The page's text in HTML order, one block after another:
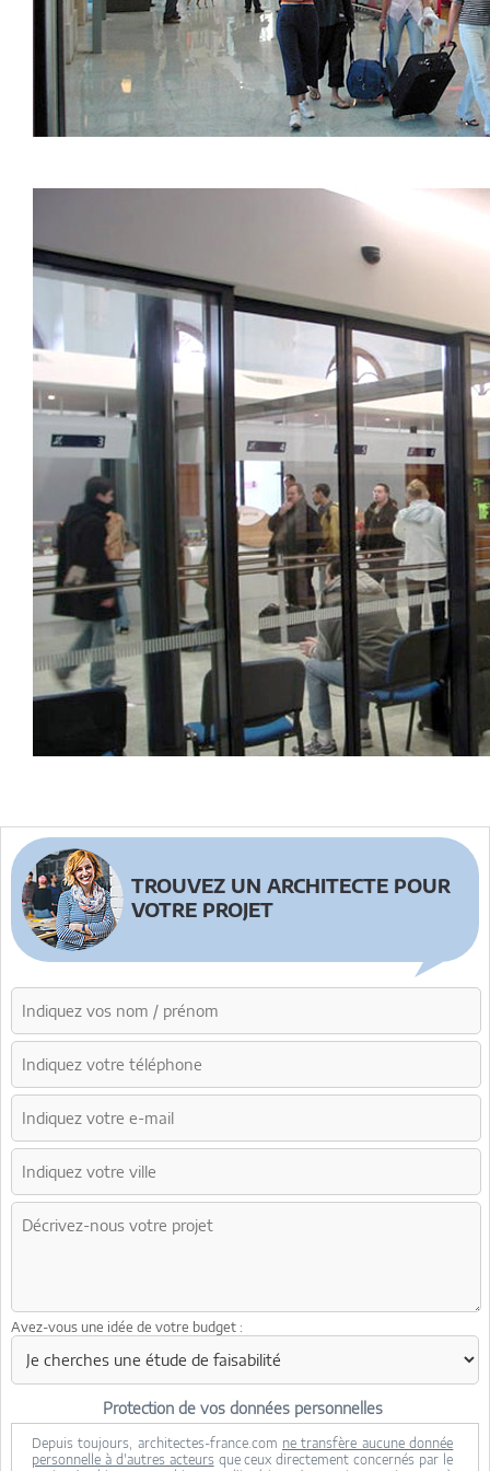
TROUVEZ UN ARCHITECTE POUR
VOTRE PROJET
Avez-vous une idée de votre budget :
Protection de vos données personnelles
Depuis toujours, architectes-france.com ne transfère aucune donnée
personnelle à d'autres acteurs que ceux directement concernés par le